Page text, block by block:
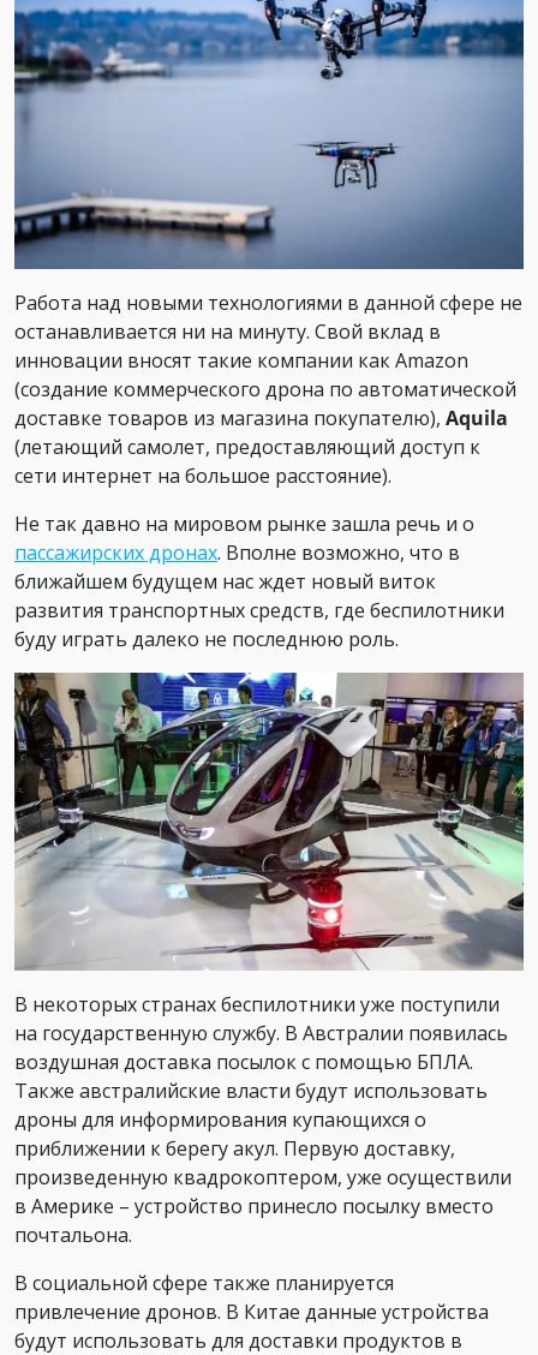
Работа над новыми технологиями в данной сфере не
останавливается ни на минуту. Свой вклад в
инновации вносят такие компании как Amazon
(создание коммерческого дрона по автоматической
доставке товаров из магазина покупателю), Aquila
(летающий самолет, предоставляющий доступ к
сети интернет на большое расстояние).
Не так давно на мировом рынке зашла речь и о
пассажирских дронах. Вполне возможно, что в
ближайшем будущем нас ждет новый виток
развития транспортных средств, где беспилотники
буду играть далеко не последнюю роль.
В некоторых странах беспилотники уже поступили
на государственную службу. В Австралии появилась
воздушная доставка посылок с помощью БПЛА.
Также австралийские власти будут использовать
дроны для информирования купающихся о
приближении к берегу акул. Первую доставку,
произведенную квадрокоптером, уже осуществили
в Америке – устройство принесло посылку вместо
почтальона.
В социальной сфере также планируется
привлечение дронов. В Китае данные устройства
будут использовать для доставки продуктов в